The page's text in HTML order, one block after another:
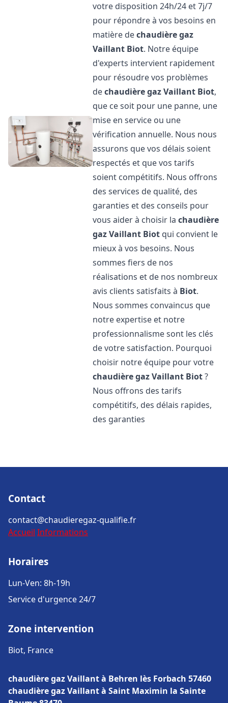
votre disposition 24h/24 et 7j/7
pour répondre à vos besoins en
matière dechaudière gaz
Vaillant Biot. Notre équipe
d'experts intervient rapidement
pour résoudre vos problèmes
dechaudière gaz Vaillant Biot,
que ce soit pour une panne, une
mise en service ou une
vérification annuelle. Nous nous
assurons que vos délais soient
respectés et que vos tarifs
soient compétitifs. Nous offrons
des services de qualité, des
garanties et des conseils pour
vous aider à choisir lachaudière
gaz Vaillant Biot qui convient le
mieux à vos besoins. Nous
sommes fiers de nos
réalisations et de nos nombreux
avis clients satisfaits à Biot.
Nous sommes convaincus que
notre expertise et notre
professionnalisme sont les clés
de votre satisfaction. Pourquoi
choisir notre équipe pour votre
chaudière gaz Vaillant Biot?
Nous offrons des tarifs
compétitifs, des délais rapides,
des garanties
Contact
contact@chaudieregaz-qualifie.fr
Accueil Informations
Horaires
Lun-Ven: 8h-19h
Service d'urgence 24/7
Zone intervention
Biot, France
chaudière gaz Vaillant à Behren lès Forbach 57460
chaudière gaz Vaillant à Saint Maximin la Sainte